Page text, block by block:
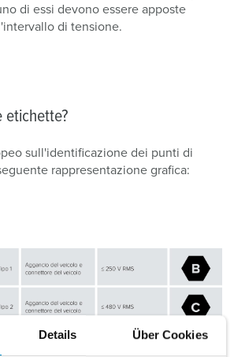
Details Über Cookies
di essi devono essere apposte
di tensione.
etichette?
sull'identificazione dei punti di
rappresentazione grafica: